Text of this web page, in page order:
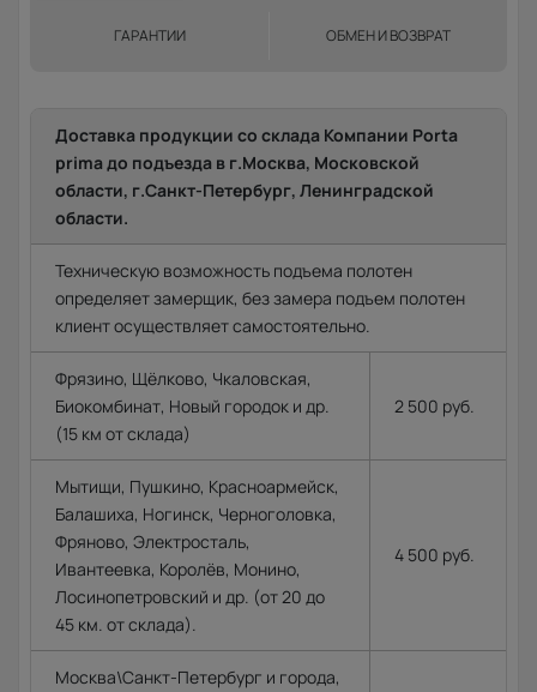
ГАРАНТИИ ОБМЕН И ВОЗВРАТ
Доставка продукции со склада Компании Porta
prima до подъезда в г.Москва, Московской
области, г.Санкт-Петербург, Ленинградской
области.
Техническую возможность подъема полотен
определяет замерщик, без замера подъем полотен
клиент осуществляет самостоятельно.
Фрязино, Щёлково, Чкаловская,
Биокомбинат, Новый городок и др.
(15 км от склада)
2 500 руб.
Мытищи, Пушкино, Красноармейск,
Балашиха, Ногинск, Черноголовка,
Фряново, Электросталь,
Ивантеевка, Королёв, Монино,
Лосинопетровский и др. (от 20 до
45 км. от склада).
4 500 руб.
Москва\Санкт-Петербург и города,